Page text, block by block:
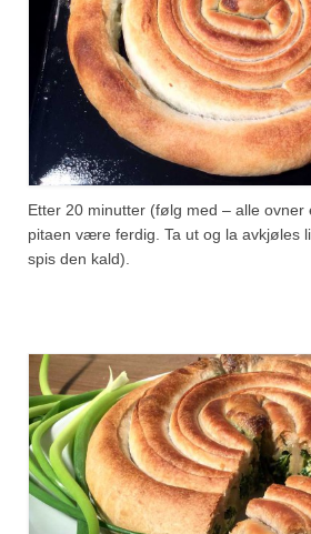
Etter 20 minutter (følg med – alle ovner
pitaen være ferdig. Ta ut og la avkjøles
spis den kald).